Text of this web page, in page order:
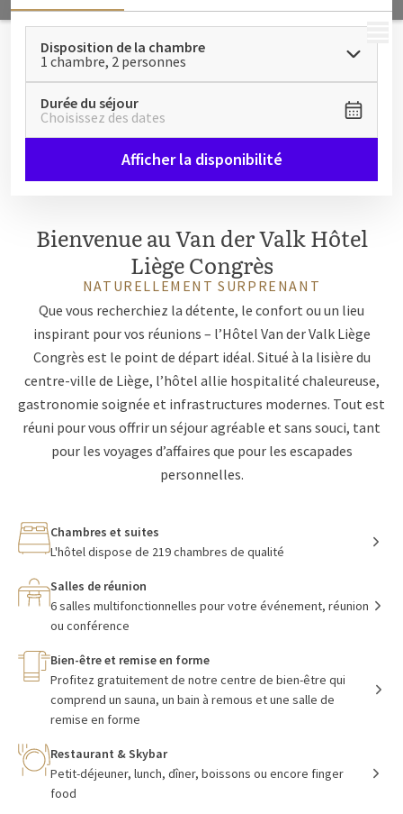
MENU
Disposition de la chambre
1 chambre, 2 personnes
Durée du séjour
Choisissez des dates
Afficher la disponibilité
Bienvenue au Van der Valk Hôtel
Liège Congrès
NATURELLEMENT SURPRENANT
Que vous recherchiez la détente, le confort ou un lieu
inspirant pour vos réunions – l’Hôtel Van der Valk Liège
Congrès est le point de départ idéal. Situé à la lisière du
centre-ville de Liège, l’hôtel allie hospitalité chaleureuse,
gastronomie soignée et infrastructures modernes. Tout est
réuni pour vous offrir un séjour agréable et sans souci, tant
pour les voyages d’affaires que pour les escapades
personnelles.
Chambres et suites
L'hôtel dispose de 219 chambres de qualité
Salles de réunion
6 salles multifonctionnelles pour votre événement, réunion
ou conférence
Bien-être et remise en forme
Profitez gratuitement de notre centre de bien-être qui
comprend un sauna, un bain à remous et une salle de
remise en forme
Restaurant & Skybar
Petit-déjeuner, lunch, dîner, boissons ou encore finger
food